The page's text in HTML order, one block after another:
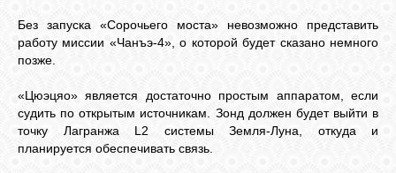
Без запуска «Сорочьего моста» невозможно представить
работу миссии «Чанъэ-4», о которой будет сказано немного
позже.
«Цюэцяо» является достаточно простым аппаратом, если
судить по открытым источникам. Зонд должен будет выйти в
точку Лагранжа L2 системы Земля-Луна, откуда и
планируется обеспечивать связь.